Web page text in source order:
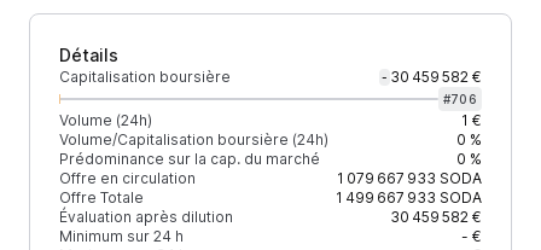
Détails
Capitalisation boursière - 30 459 582 €
#706
Volume (24h)
1 €
Volume/Capitalisation boursière (24h)
0 %
Prédominance sur la cap. du marché
0 %
Offre en circulation
1 079 667 933 SODA
Offre Totale
1 499 667 933 SODA
Évaluation après dilution
30 459 582 €
Minimum sur 24 h
- €